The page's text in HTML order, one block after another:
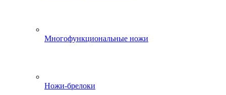
Многофункциональные ножи
Ножи-брелоки